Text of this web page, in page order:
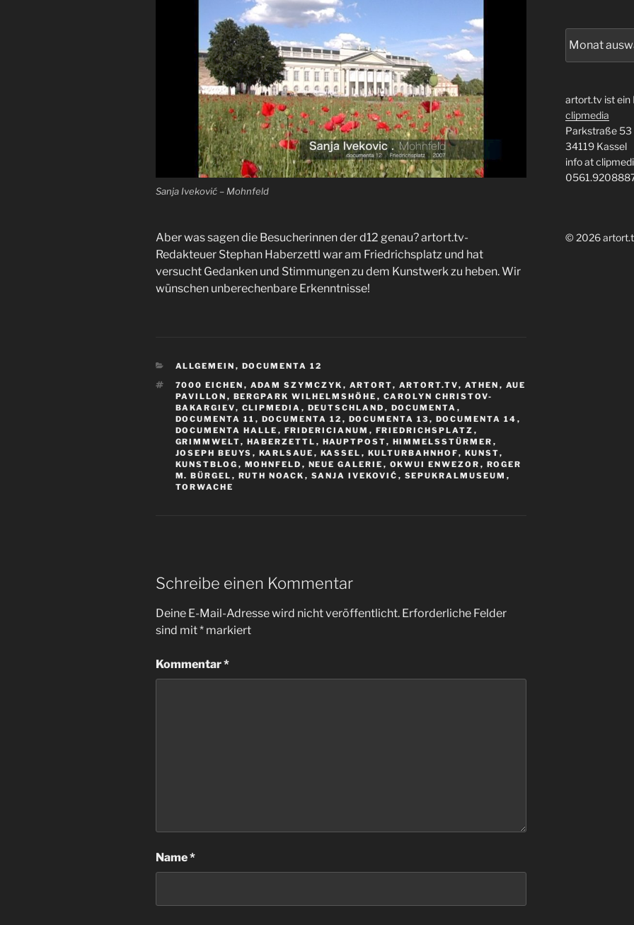
Sanja Iveković – Mohnfeld
Aber was sagen die Besucherinnen der d12 genau? artort.tv-
Redakteuer Stephan Haberzettl war am Friedrichsplatz und hat
versucht Gedanken und Stimmungen zu dem Kunstwerk zu heben. Wir
wünschen unberechenbare Erkenntnisse!
KATEGORIEN
ALLGEMEIN , DOCUMENTA 12
SCHLAGWÖRTER
7000 EICHEN , ADAM SZYMCZYK , ARTORT, ARTORT.TV, ATHEN , AUE
PAVILLON , BERGPARK WILHELMSHÖHE , CAROLYN CHRISTOV-
BAKARGIEV, CLIPMEDIA , DEUTSCHLAND , DOCUMENTA ,
DOCUMENTA 11 , DOCUMENTA 12 , DOCUMENTA 13 , DOCUMENTA 14 ,
DOCUMENTA HALLE , FRIDERICIANUM , FRIEDRICHSPLATZ ,
GRIMMWELT, HABERZETTL , HAUPTPOST, HIMMELSSTÜRMER ,
JOSEPH BEUYS , KARLSAUE , KASSEL , KULTURBAHNHOF, KUNST,
KUNSTBLOG , MOHNFELD , NEUE GALERIE , OKWUI ENWEZOR , ROGER
M. BÜRGEL , RUTH NOACK , SANJA IVEKOVIĆ , SEPUKRALMUSEUM ,
TORWACHE
Schreibe einen Kommentar
Deine E-Mail-Adresse wird nicht veröffentlicht. Erforderliche Felder
sind mit* markiert
Kommentar*
Name*
artort.tv ist ein
clipmedia
Parkstraße 53
34119 Kassel
info at
© 2026